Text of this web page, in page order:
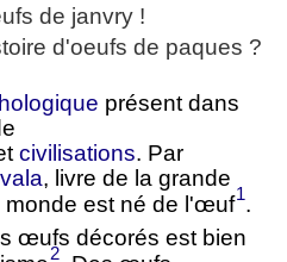
de janvry !
d'oeufs de paques ?
présent dans
civilisations. Par
, livre de la grande
monde est né de l'œuf1.
œufs décorés est bien
2